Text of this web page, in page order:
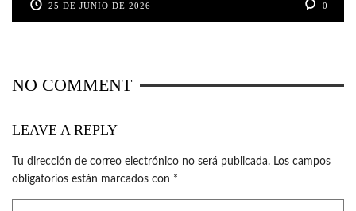
25 DE JUNIO DE 2026 0
NO COMMENT
LEAVE A REPLY
Tu dirección de correo electrónico no será publicada. Los campos
obligatorios están marcados con *